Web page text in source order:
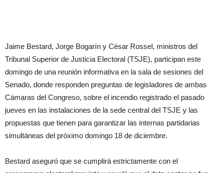
Jaime Bestard, Jorge Bogarín y César Rossel, ministros del
Tribunal Superior de Justicia Electoral (TSJE), participan este
domingo de una reunión informativa en la sala de sesiones del
Senado, donde responden preguntas de legisladores de ambas
Cámaras del Congreso, sobre el incendio registrado el pasado
jueves en las instalaciones de la sede central del TSJE y las
propuestas que tienen para garantizar las internas partidarias
simultáneas del próximo domingo 18 de diciembre.
Bestard aseguró que se cumplirá estrictamente con el